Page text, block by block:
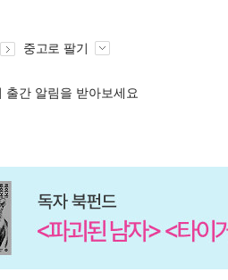
중고로 팔기
출간 알림을 받아보세요